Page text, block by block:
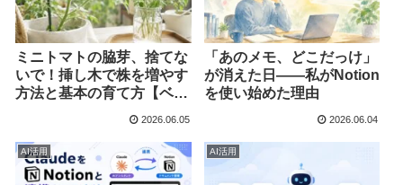
ミニトマトの脇芽、捨てな
いで！挿し木で株を増やす
方法と基本の育て方【ベラ
2026.06.05
「あのメモ、どこだっけ」
が消えた日——私がNotion
を使い始めた理由
2026.06.04
AI活用 AI活用